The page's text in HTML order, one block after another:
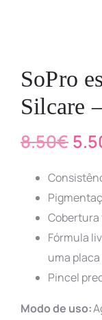
SoPro
Silcare
8.50€
Cobertura
Fórmula
uma
Pincel
Modo de uso: